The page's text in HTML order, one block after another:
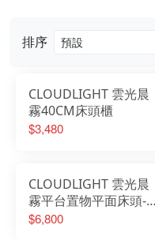
排序
CLOUDLIGHT 雲光晨
霧40CM床頭櫃
$3,480
CLOUDLIGHT 雲光晨
霧平台置物平面床頭-5
尺
$6,800